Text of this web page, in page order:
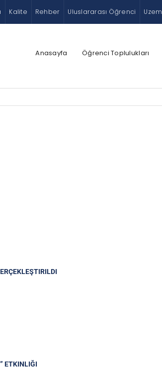
Kalite Rehber Uluslararası Öğrenci Uzem
Anasayfa Öğrenci Toplulukları
ETKINLIĞI